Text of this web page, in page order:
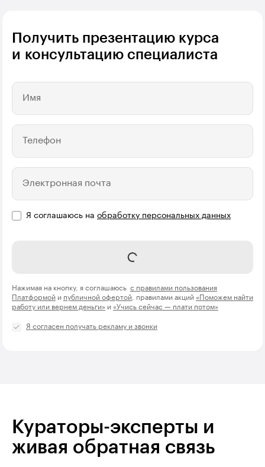
Получить презентацию курса
и консультацию специалиста
Имя
Телефон
Электронная почта
Я соглашаюсь на обработку персональных данных
Отправить
Нажимая на кнопку, я соглашаюсь с правилами пользования
Платформой и публичной офертой , правилами акций «Поможем найти
работу или вернем деньги» и «Учись сейчас — плати потом»
Я согласен получать рекламу и звонки
Кураторы-эксперты и
живая обратная связь